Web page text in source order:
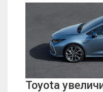
Toyota